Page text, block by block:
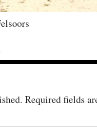
.
Required fields